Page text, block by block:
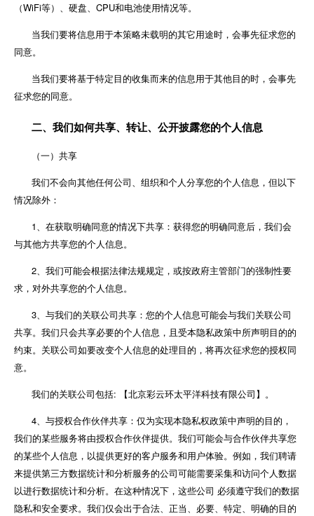
（WiFi等）、硬盘、CPU和电池使用情况等。
当我们要将信息用于本策略未载明的其它用途时，会事先征求您的
同意。
当我们要将基于特定目的收集而来的信息用于其他目的时，会事先
征求您的同意。
二、我们如何共享、转让、公开披露您的个人信息
（一）共享
我们不会向其他任何公司、组织和个人分享您的个人信息，但以下
情况除外：
1、在获取明确同意的情况下共享：获得您的明确同意后，我们会
与其他方共享您的个人信息。
2、我们可能会根据法律法规规定，或按政府主管部门的强制性要
求，对外共享您的个人信息。
3、与我们的关联公司共享：您的个人信息可能会与我们关联公司
共享。我们只会共享必要的个人信息，且受本隐私政策中所声明目的的
约束。关联公司如要改变个人信息的处理目的，将再次征求您的授权同
意。
我们的关联公司包括: 【北京彩云环太平洋科技有限公司】。
4、与授权合作伙伴共享：仅为实现本隐私权政策中声明的目的，
我们的某些服务将由授权合作伙伴提供。我们可能会与合作伙伴共享您
的某些个人信息，以提供更好的客户服务和用户体验。例如，我们聘请
来提供第三方数据统计和分析服务的公司可能需要采集和访问个人数据
以进行数据统计和分析。在这种情况下，这些公司 必须遵守我们的数据
隐私和安全要求。我们仅会出于合法、正当、必要、特定、明确的目的